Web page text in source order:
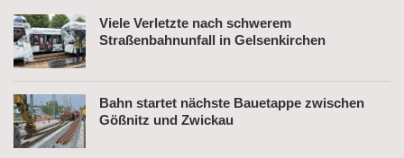
Viele Verletzte nach schwerem
Straßenbahnunfall in Gelsenkirchen
Bahn startet nächste Bauetappe zwischen
Gößnitz und Zwickau